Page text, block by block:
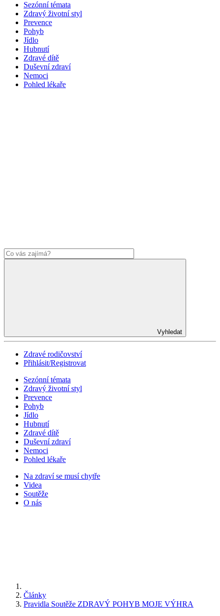
Sezónní témata
Zdravý životní styl
Prevence
Pohyb
Jídlo
Hubnutí
Zdravé dítě
Duševní zdraví
Nemoci
Pohled lékaře
Vyhledat
Zdravé rodičovství
Přihlásit/Registrovat
Sezónní témata
Zdravý životní styl
Prevence
Pohyb
Jídlo
Hubnutí
Zdravé dítě
Duševní zdraví
Nemoci
Pohled lékaře
Na zdraví se musí chytře
Videa
Soutěže
O nás
Články
Pravidla Soutěže ZDRAVÝ POHYB MOJE VÝHRA